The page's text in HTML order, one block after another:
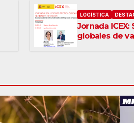
LOGÍSTICA
Jornada
globales de